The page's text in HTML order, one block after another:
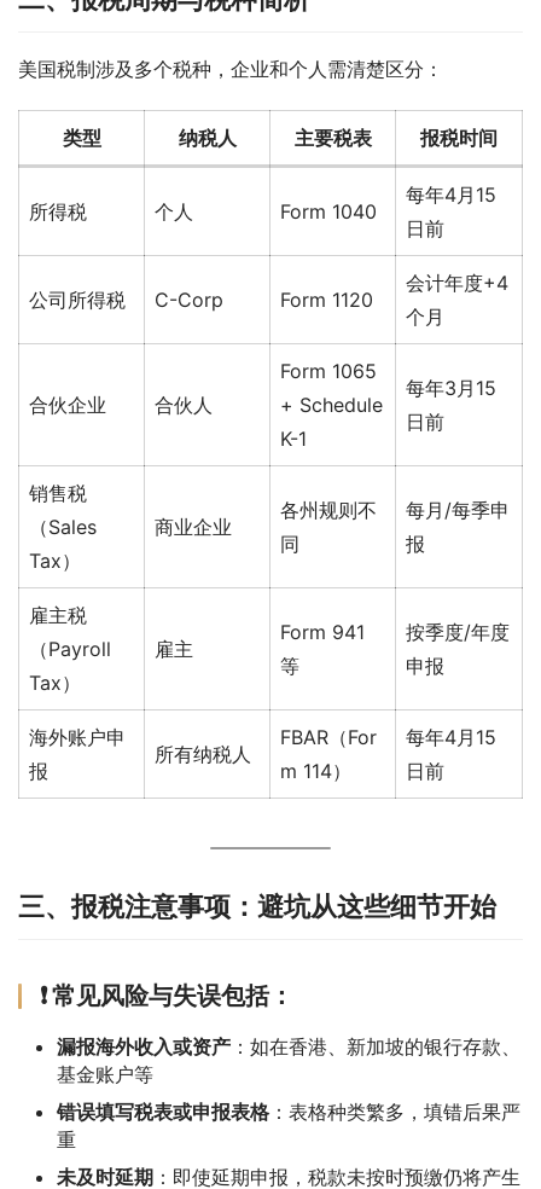
美国税制涉及多个税种，企业和个人需清楚区分：
类型 纳税人 主要税表 报税时间
所得税 个人 Form 1040
每年4月15
日前
公司所得税 C-Corp Form 1120
会计年度+4
个月
合伙企业 合伙人
Form 1065
+ Schedule
K-1
每年3月15
日前
销售税
（Sales
Tax）
商业企业
各州规则不
同
每月/每季申
报
雇主税
（Payroll
Tax）
雇主
Form 941
等
按季度/年度
申报
海外账户申
报
所有纳税人
FBAR（For
m 114）
每年4月15
日前
三、报税注意事项：避坑从这些细节开始
❗ 常见风险与失误包括：
漏报海外收入或资产 ：如在香港、新加坡的银行存款、
基金账户等
错误填写税表或申报表格 ：表格种类繁多，填错后果严
重
未及时延期 ：即使延期申报，税款未按时预缴仍将产生